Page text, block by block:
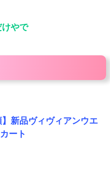
やで
新品ヴィヴィアンウエ
ート